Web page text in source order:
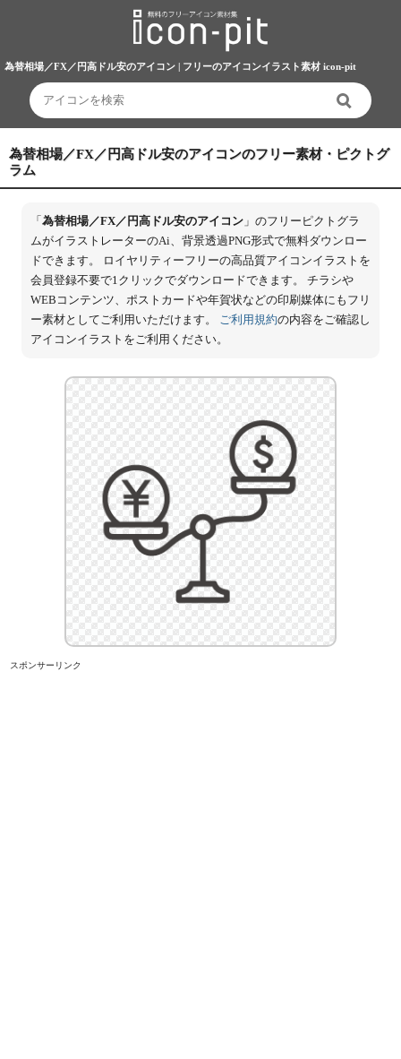
為替相場／FX／円高ドル安のアイコン | フリーのアイコンイラスト素材 icon-pit
為替相場／FX／円高ドル安のアイコンのフリー素材・ピクトグ
ラム
「 為替相場／FX／円高ドル安のアイコン」のフリーピクトグラ
ムがイラストレーターのAi、背景透過PNG形式で無料ダウンロー
ドできます。 ロイヤリティーフリーの高品質アイコンイラストを
会員登録不要で1クリックでダウンロードできます。 チラシや
WEBコンテンツ、ポストカードや年賀状などの印刷媒体にもフリ
ー素材としてご利用いただけます。 ご利用規約の内容をご確認し
アイコンイラストをご利用ください。
スポンサーリンク